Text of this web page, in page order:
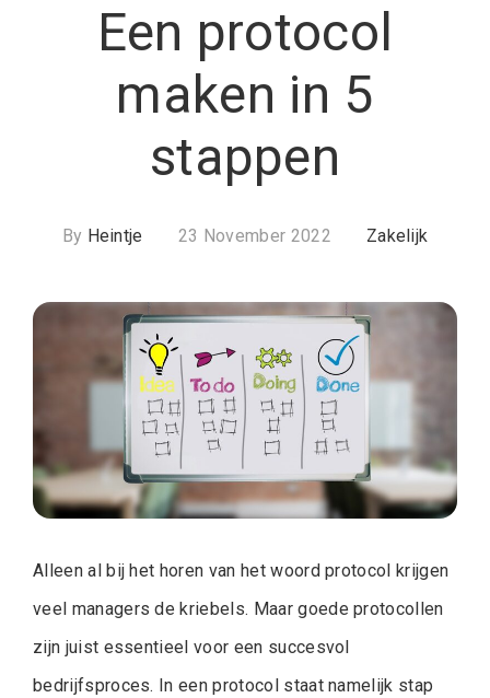
Een protocol
maken in 5
stappen
By Heintje 23 November 2022 Zakelijk
Alleen al bij het horen van het woord protocol krijgen
veel managers de kriebels. Maar goede protocollen
zijn juist essentieel voor een succesvol
bedrijfsproces. In een protocol staat namelijk stap